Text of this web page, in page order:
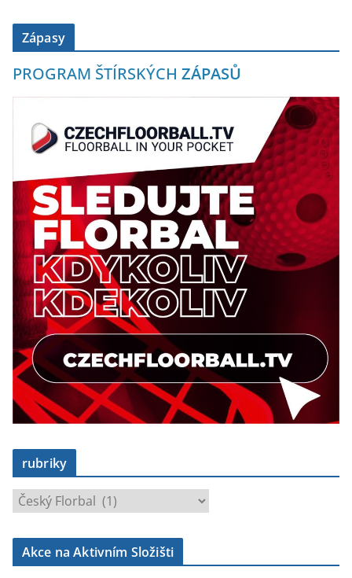
Zápasy
PROGRAM ŠTÍRSKÝCH ZÁPASŮ
rubriky
u
b
Akce na Aktivním Složišti